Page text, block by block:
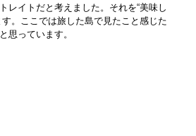
レイトだと考えました。それを“美味し
。ここでは旅した島で見たこと感じた
思っています。